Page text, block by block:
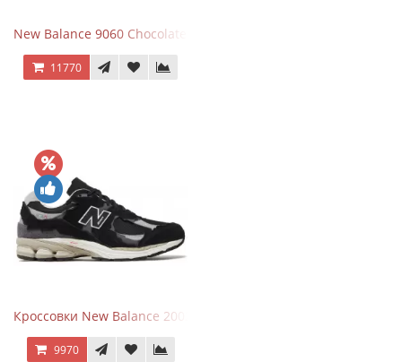
New Balance 9060 Chocolate Brown
11770
Кроссовки New Balance 2002R Protection Pack Black Grey
9970